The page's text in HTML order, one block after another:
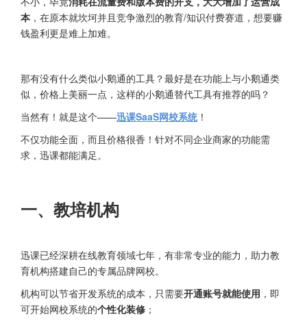
本 ，在原本就坎坷并且竞争激烈的教育/知识付费赛道，想要赚
钱盈利更是难上加难。
那有没有什么类似小鹅通的工具？最好是在功能上与小鹅通类
似，价格上美丽一点，这样的小鹅通替代工具有推荐的吗？
当然有！就是这个——迅课SaaS网校系统！
不仅功能全面，而且价格很香！针对不同企业商家的功能需
求，迅课都能满足。
一、教培机构
迅课已经深耕在线教育领域七年，有非常专业的能力，助力教
育机构搭建自己的专属品牌网校。
机构可以节省开发系统的成本，只需要开通账号就能使用 ，即
可开始网校系统的个性化装修 ；